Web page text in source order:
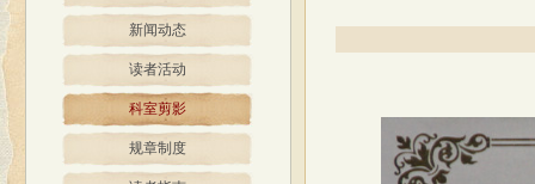
新闻动态
读者活动
科室剪影
规章制度